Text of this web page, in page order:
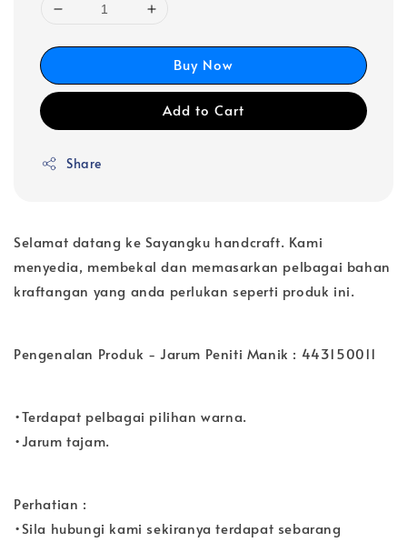
Buy Now
Add to Cart
Share
Selamat datang ke Sayangku handcraft. Kami
menyedia, membekal dan memasarkan pelbagai bahan
kraftangan yang anda perlukan seperti produk ini.
Pengenalan Produk - Jarum Peniti Manik : 443150011
•Terdapat pelbagai pilihan warna.
•Jarum tajam.
Perhatian :
•Sila hubungi kami sekiranya terdapat sebarang